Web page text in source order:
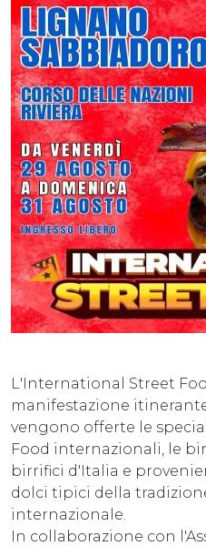
L'International Street
manifestazione
vengono offerte le
Food internazionali, le
birrifici d'Italia e
dolci tipici della
internazionale.
In collaborazione con